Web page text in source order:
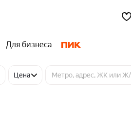
Для бизнеса
Цена